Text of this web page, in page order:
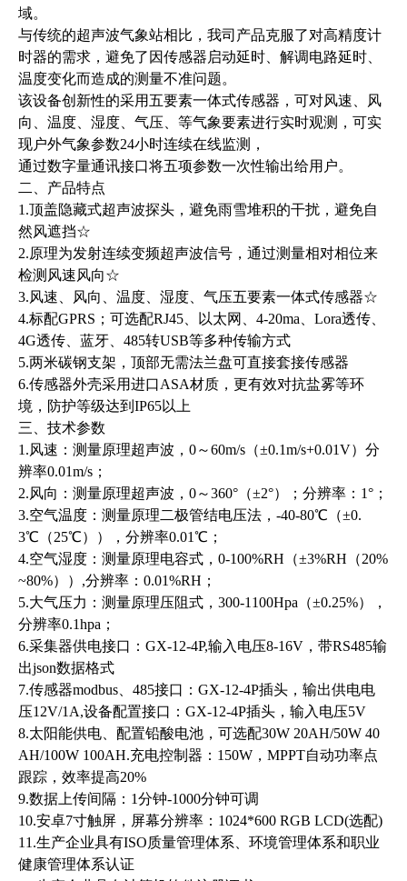
域。
与传统的超声波气象站相比，我司产品克服了对高精度计
时器的需求，避免了因传感器启动延时、解调电路延时、
温度变化而造成的测量不准问题。
该设备创新性的采用五要素一体式传感器，可对风速、风
向、温度、湿度、气压、等气象要素进行实时观测，可实
现户外气象参数24小时连续在线监测，
通过数字量通讯接口将五项参数一次性输出给用户。
二、产品特点
1.顶盖隐藏式超声波探头，避免雨雪堆积的干扰，避免自
然风遮挡☆
2.原理为发射连续变频超声波信号，通过测量相对相位来
检测风速风向☆
3.风速、风向、温度、湿度、气压五要素一体式传感器☆
4.标配GPRS；可选配RJ45、以太网、4-20ma、Lora透传、
4G透传、蓝牙、485转USB等多种传输方式
5.两米碳钢支架，顶部无需法兰盘可直接套接传感器
6.传感器外壳采用进口ASA材质，更有效对抗盐雾等环
境，防护等级达到IP65以上
三、技术参数
1.风速：测量原理超声波，0～60m/s（±0.1m/s+0.01V）分
辨率0.01m/s；
2.风向：测量原理超声波，0～360°（±2°）；分辨率：1°；
3.空气温度：测量原理二极管结电压法，-40-80℃（±0.
3℃（25℃）），分辨率0.01℃；
4.空气湿度：测量原理电容式，0-100%RH（±3%RH（20%
~80%））,分辨率：0.01%RH；
5.大气压力：测量原理压阻式，300-1100Hpa（±0.25%），
分辨率0.1hpa；
6.采集器供电接口：GX-12-4P,输入电压8-16V，带RS485输
出json数据格式
7.传感器modbus、485接口：GX-12-4P插头，输出供电电
压12V/1A,设备配置接口：GX-12-4P插头，输入电压5V
8.太阳能供电、配置铅酸电池，可选配30W 20AH/50W 40
AH/100W 100AH.充电控制器：150W，MPPT自动功率点
跟踪，效率提高20%
9.数据上传间隔：1分钟-1000分钟可调
10.安卓7寸触屏，屏幕分辨率：1024*600 RGB LCD(选配)
11.生产企业具有ISO质量管理体系、环境管理体系和职业
健康管理体系认证